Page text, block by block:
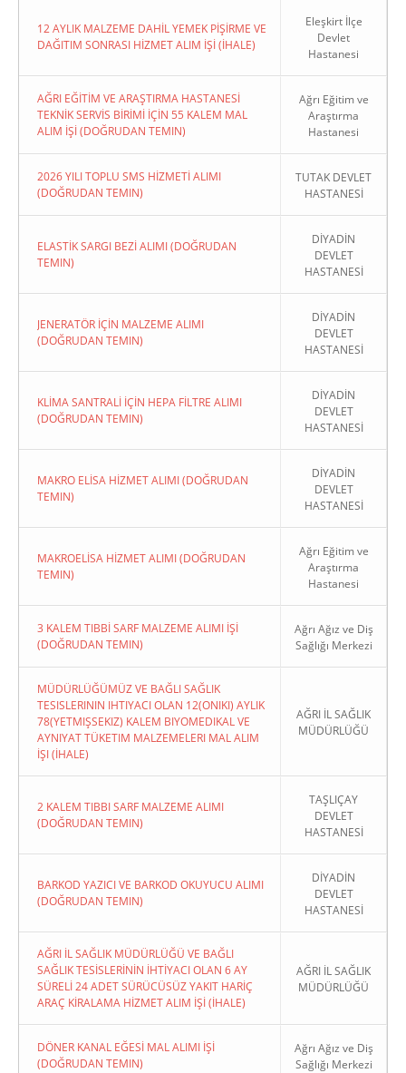
12 AYLIK MALZEME DAHİL YEMEK PİŞİRME VE
DAĞITIM SONRASI HİZMET ALIM İŞİ (İHALE)
Eleşkirt İlçe
Devlet
Hastanesi
AĞRI EĞİTİM VE ARAŞTIRMA HASTANESİ
TEKNİK SERVİS BİRİMİ İÇİN 55 KALEM MAL
ALIM İŞİ (DOĞRUDAN TEMIN)
Ağrı Eğitim ve
Araştırma
Hastanesi
2026 YILI TOPLU SMS HİZMETİ ALIMI
(DOĞRUDAN TEMIN)
TUTAK DEVLET
HASTANESİ
ELASTİK SARGI BEZİ ALIMI (DOĞRUDAN
TEMIN)
DİYADİN
DEVLET
HASTANESİ
JENERATÖR İÇİN MALZEME ALIMI
(DOĞRUDAN TEMIN)
DİYADİN
DEVLET
HASTANESİ
KLİMA SANTRALİ İÇİN HEPA FİLTRE ALIMI
(DOĞRUDAN TEMIN)
DİYADİN
DEVLET
HASTANESİ
MAKRO ELİSA HİZMET ALIMI (DOĞRUDAN
TEMIN)
DİYADİN
DEVLET
HASTANESİ
MAKROELİSA HİZMET ALIMI (DOĞRUDAN
TEMIN)
Ağrı Eğitim ve
Araştırma
Hastanesi
3 KALEM TIBBİ SARF MALZEME ALIMI İŞİ
(DOĞRUDAN TEMIN)
Ağrı Ağız ve Diş
Sağlığı Merkezi
MÜDÜRLÜĞÜMÜZ VE BAĞLI SAĞLIK
TESISLERININ IHTIYACI OLAN 12(ONIKI) AYLIK
78(YETMIŞSEKIZ) KALEM BIYOMEDIKAL VE
AYNIYAT TÜKETIM MALZEMELERI MAL ALIM
İŞI (İHALE)
AĞRI İL SAĞLIK
MÜDÜRLÜĞÜ
2 KALEM TIBBI SARF MALZEME ALIMI
(DOĞRUDAN TEMIN)
TAŞLIÇAY
DEVLET
HASTANESİ
BARKOD YAZICI VE BARKOD OKUYUCU ALIMI
(DOĞRUDAN TEMIN)
DİYADİN
DEVLET
HASTANESİ
AĞRI İL SAĞLIK MÜDÜRLÜĞÜ VE BAĞLI
SAĞLIK TESİSLERİNİN İHTİYACI OLAN 6 AY
SÜRELİ 24 ADET SÜRÜCÜSÜZ YAKIT HARİÇ
ARAÇ KİRALAMA HİZMET ALIM İŞİ (İHALE)
AĞRI İL SAĞLIK
MÜDÜRLÜĞÜ
DÖNER KANAL EĞESİ MAL ALIMI İŞİ
(DOĞRUDAN TEMIN)
Ağrı Ağız ve Diş
Sağlığı Merkezi